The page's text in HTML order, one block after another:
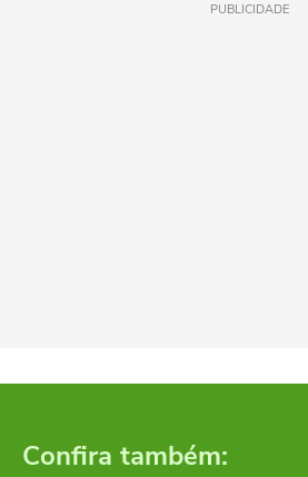
PUBLICIDADE
Confira também: